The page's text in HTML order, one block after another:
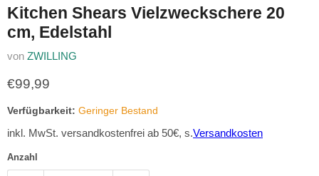
Kitchen Shears Vielzweckschere 20
cm, Edelstahl
von ZWILLING
Aktueller Preis
€99,99
Verfügbarkeit: Geringer Bestand
inkl. MwSt. versandkostenfrei ab 50€, s.Versandkosten
Anzahl